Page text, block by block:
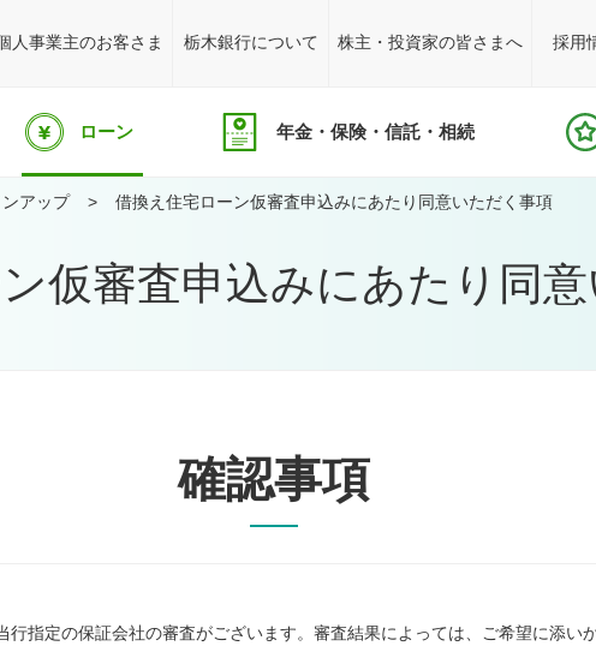
人事業主のお客さま 栃木銀行について 株主・投資家の皆さまへ
採用
ローン 年金・保険・信託・相続
アップ 借換え住宅ローン仮審査申込みにあたり同意いただく事項
仮審査申込みにあたり同
確認事項
行指定の保証会社の審査がございます。審査結果によっては、ご希望に添い